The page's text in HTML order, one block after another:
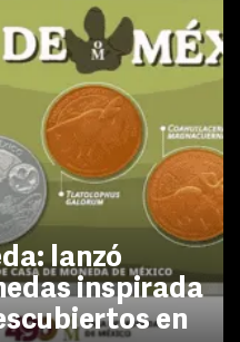
lanzó
inspirada
en